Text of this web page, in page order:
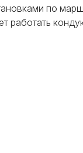
по
работать